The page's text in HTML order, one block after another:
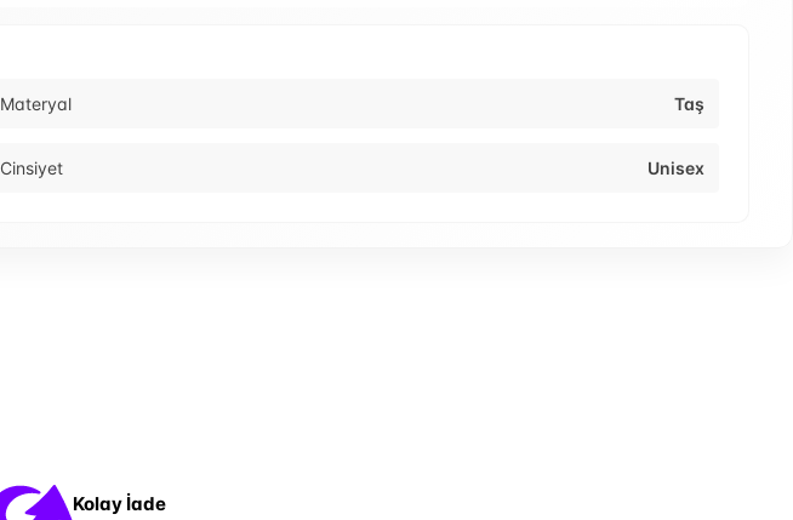
Materyal Taş
Cinsiyet Unisex
Kolay İade